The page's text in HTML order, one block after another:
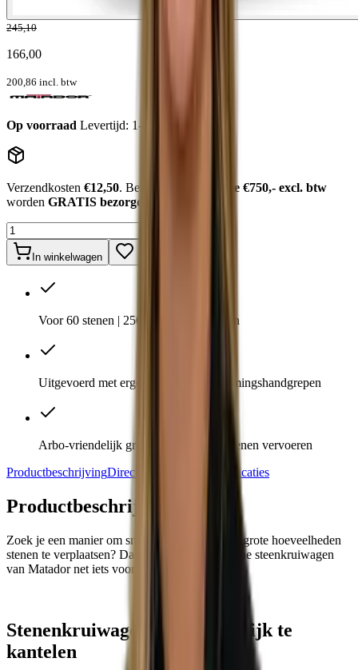
245,10
166,00
200,86 incl. btw
Op voorraad Levertijd: 1-2 werkdagen
Verzendkosten €12,50. Bestellingen
boven de €750,- excl. btw
worden GRATIS bezorgd
In winkelwagen
Voor 60 stenen | 250 kg draagvermogen
Uitgevoerd met ergonomische beschermingshandgrepen
Arbo-vriendelijk grote hoeveelheden stenen vervoeren
ProductbeschrijvingDirect meebestellen Specificaties
Productbeschrijving
Zoek je een manier om snel en arbovriendelijk grote hoeveelheden
stenen te verplaatsen? Dan is deze ergonomische steenkruiwagen
van Matador net iets voor jou!
Stenenkruiwagen is gemakkelijk te
kantelen